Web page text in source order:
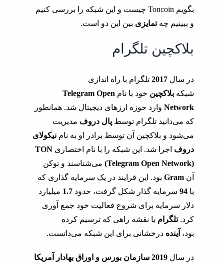
بگویم Toncoin چیست و این شبکه را بررسی کنیم
و ببینیم چهتمایزی بین این دو است.
بلاکچین تلگرام
در سال 2017تلگرام با راه اندازی
شبکه بلاکچین خود با نام Telegram Open
Networkوارد حوزه ارز‌های دیجیتال شد. همانطور
که می‌دانید تلگرام توسط پال دروف مدیریت
می‌شود و بلاکچین آن توسط برادر او به نام نیکولای
دروف اجرا شد. این شبکه را با نام اختصاری TON
(Telegram Open Network)می‌شناسند و توکن
آن Gramبود. این فرایند در یک سرمایه گذاری که
با 94سرمایه گذار شکل گرفت، حدود 1.7 میلیارد
دلار سرمایه برای شروع فعالیت خود جمع آوری
کرد.تلگرام با نقشه راهی که ترسیم کرده
بود، آینده درخشانی برای این شبکه می‌دانست.
در سال 2019 سازمان بورس و اوراق بهادار آمریکا